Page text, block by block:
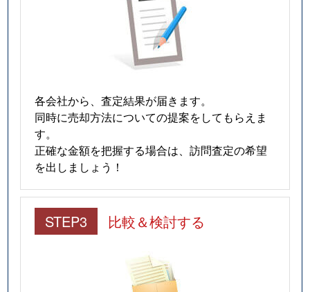
各会社から、査定結果が届きます。
同時に売却方法についての提案をしてもらえま
す。
正確な金額を把握する場合は、訪問査定の希望
を出しましょう！
STEP3 比較＆検討する